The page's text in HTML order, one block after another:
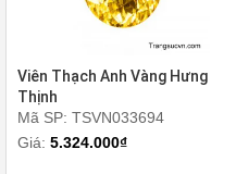
Viên Thạch Anh Vàng Hưng
Thịnh
Mã SP: TSVN033694
Giá: 5.324.000₫